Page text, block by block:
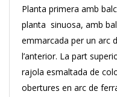
Planta primera amb
planta sinuosa, amb
emmarcada per un arc
l’anterior. La part
rajola esmaltada de
obertures en arc de